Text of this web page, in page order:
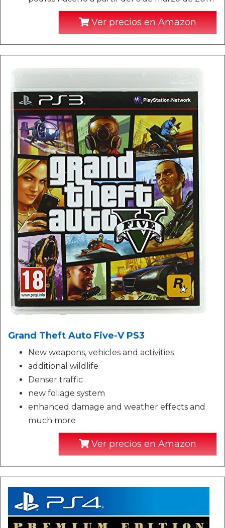
Ver precios en Amazon
Grand Theft Auto Five-V PS3
New weapons, vehicles and activities
additional wildlife
Denser traffic
new foliage system
enhanced damage and weather effects and
much more
Ver precios en Amazon